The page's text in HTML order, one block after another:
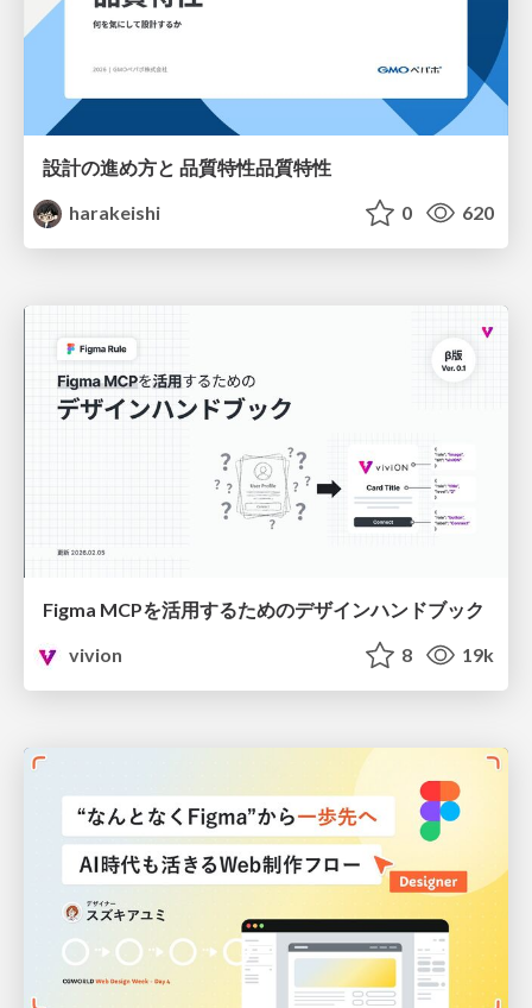
設計の進め方と 品質特性品質特性
harakeishi
0 620
Figma MCPを活用するためのデザインハンドブック
vivion
8 19k